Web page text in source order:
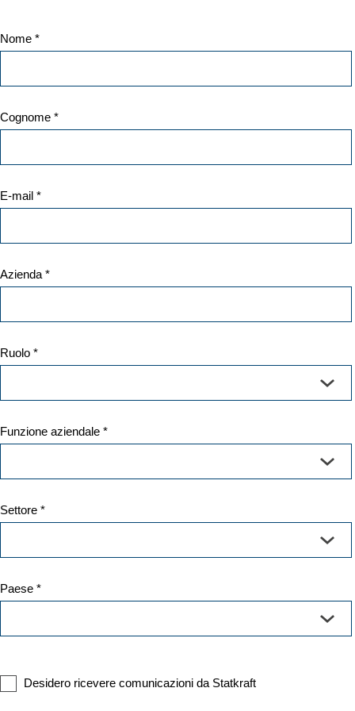
Nome *
Cognome *
E-mail *
Azienda *
Ruolo *
Funzione aziendale *
Settore *
Paese *
Desidero ricevere comunicazioni da Statkraft